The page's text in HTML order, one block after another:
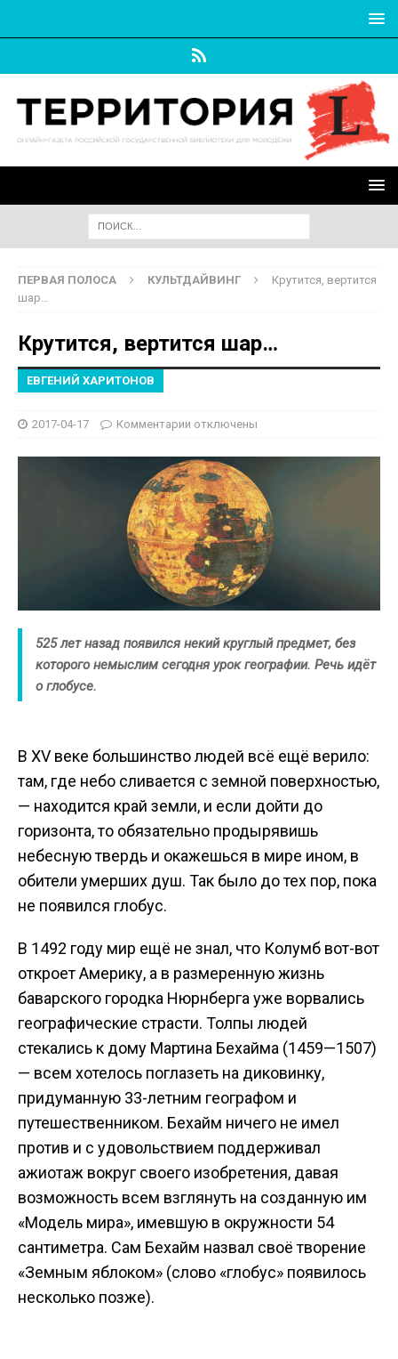
ПЕРВАЯ ПОЛОСА КУЛЬТДАЙВИНГ
Крутится, вертится
шар…
Крутится, вертится шар…
ЕВГЕНИЙ ХАРИТОНОВ
2017-04-17 Комментарии отключены
525 лет назад появился некий круглый предмет, без
которого немыслим сегодня урок географии. Речь идёт
о глобусе.
В XV веке большинство людей всё ещё верило:
там, где небо сливается с земной поверхностью,
— находится край земли, и если дойти до
горизонта, то обязательно продырявишь
небесную твердь и окажешься в мире ином, в
обители умерших душ. Так было до тех пор, пока
не появился глобус.
В 1492 году мир ещё не знал, что Колумб вот-вот
откроет Америку, а в размеренную жизнь
баварского городка Нюрнберга уже ворвались
географические страсти. Толпы людей
стекались к дому Мартина Бехайма (1459—1507)
— всем хотелось поглазеть на диковинку,
придуманную 33-летним географом и
путешественником. Бехайм ничего не имел
против и с удовольствием поддерживал
ажиотаж вокруг своего изобретения, давая
возможность всем взглянуть на созданную им
«Модель мира», имевшую в окружности 54
сантиметра. Сам Бехайм назвал своё творение
«Земным яблоком» (слово «глобус» появилось
несколько позже).